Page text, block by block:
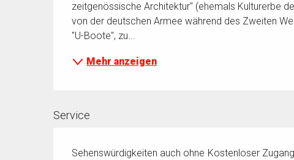
zeitgenössische Architektur" (ehemals Kulturerbe
von der deutschen Armee während des Zweiten
"U-Boote", zu...
Mehr anzeigen
Service
Sehenswürdigkeiten auch ohne Kostenloser